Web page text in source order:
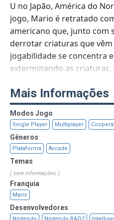
U no Japão, América do
jogo, Mario é retratado
americano que, junto com
derrotar criaturas que vêm
jogabilidade se concentra
exterminando as
Mario Bros.—a versão
Mais Informações
Modos Jogo
Single Player Multiplayer
Gêneros
Plataforma Arcade
Temas
( sem informações )
Franquia
Mario
Desenvolvedores